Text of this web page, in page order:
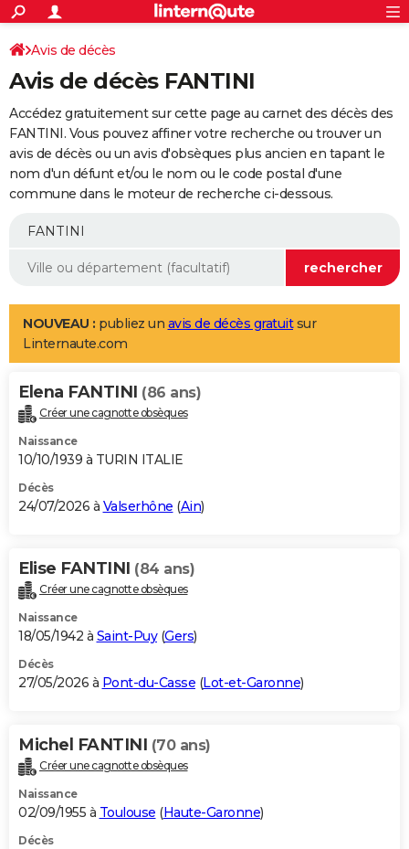
ACTUALITÉS
Politique
Société
Faits Divers
Education
Monde
Villes
+
SPORT
Coupe du monde 2026
Football
Tennis
Cyclisme
Rugby
Forum
Programme TV
TNT
Streaming
Cinéma
Sorties cinéma
Musique
+
FINANCE
Retraite
Epargne
Immobilier
Risques naturels par ville
Banque
Assurance
AUTO
Essais
Réserver un essai
Citadines
Berlines
SUV
Forum auto
+
Mobiles
Meilleur smartphone
Internet
Ordinateurs
Jeux vidéo
Guide high-tech
Aménagement intérieur
LIFESTYLE
Art de vivre
Bien-être
Loisirs
Mode
Modes de vie
Alimentation
Guide de la santé
Maladies
Médicaments
Sommeil
VOYAGE
Destinations
City break
Voyage nature
Voyage de noces
Forum
Climat
+PHOTO
GUIDES D'ACHAT
BONS PLANS
Carte de Noël
Carte Bonne année
Carte Saint-Valentin
Carte Pâques
Carte d'anniversaire
DICTIONNAIRE
Dictionnaire
Biographies
Citations
Expressions
Proverbes
PROGRAMME TV
S'inscrire
Se connecter
Lycées
Collèges
Primaires
Universités
Entreprises
Service militaire
Avis de recherche
AVIS DE DÉCÈS
Bricolage
Lifestyle
Culture
Sport
Auto
Television
Voyage
Cinema
Avis de décès
Avis de décès FANTINI
Accédez gratuitement sur cette page au carnet des décès des
FANTINI. Vous pouvez affiner votre recherche ou trouver un
avis de décès ou un avis d'obsèques plus ancien en tapant le
nom d'un défunt et/ou le nom ou le code postal d'une
commune dans le moteur de recherche ci-dessous.
NOUVEAU : publiez un avis de décès gratuitsur
Linternaute.com
Elena FANTINI (86 ans)
Créer une cagnotte obsèques
Naissance
10/10/1939 à TURIN ITALIE
Décès
24/07/2026 à Valserhône (Ain)
Elise FANTINI (84 ans)
Créer une cagnotte obsèques
Naissance
18/05/1942 à Saint-Puy(Gers)
Décès
27/05/2026 à Pont-du-Casse (Lot-et-Garonne)
Michel FANTINI (70 ans)
Créer une cagnotte obsèques
Naissance
02/09/1955 à Toulouse (Haute-Garonne)
Décès